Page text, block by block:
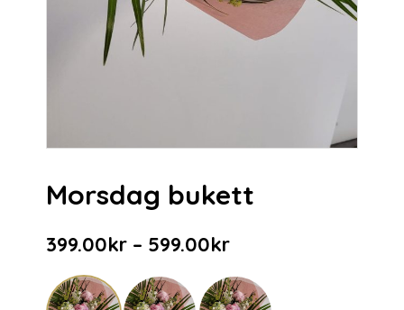
Morsdag bukett
399.00kr – 599.00kr